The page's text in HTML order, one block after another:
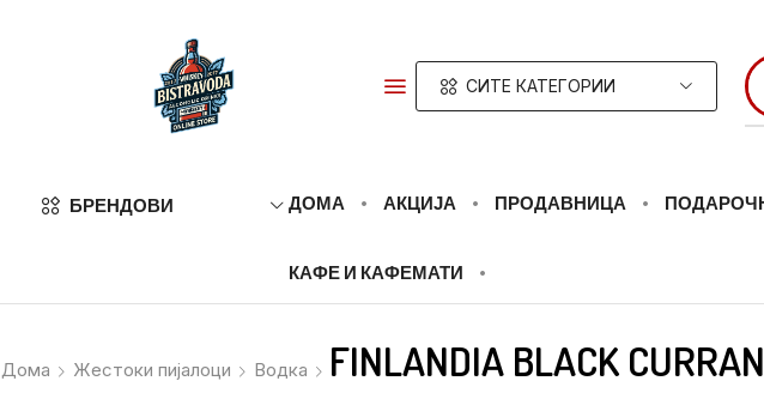
СИТЕ КАТЕГОРИИ
БРЕНДОВИ ДОМА АКЦИЈА ПРОДАВНИЦА
КАФЕ И КАФЕМАТИ
Дома Жестоки пијалоци Водка FINLANDIA BLACK